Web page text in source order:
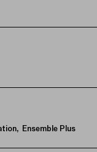
Ensemble Plus